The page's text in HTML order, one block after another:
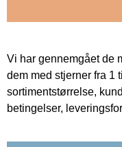
Vi har gennemgået de
dem med stjerner fra 1
sortimentstørrelse,
betingelser,